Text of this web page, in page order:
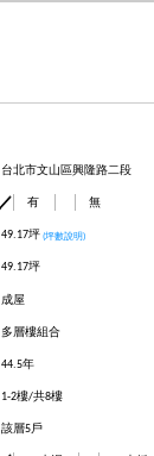
台北市文山區興隆路二段
有 無
49.17坪(坪數說明)
49.17坪
成屋
多層樓組合
44.5年
1-2樓/共8樓
該層5戶